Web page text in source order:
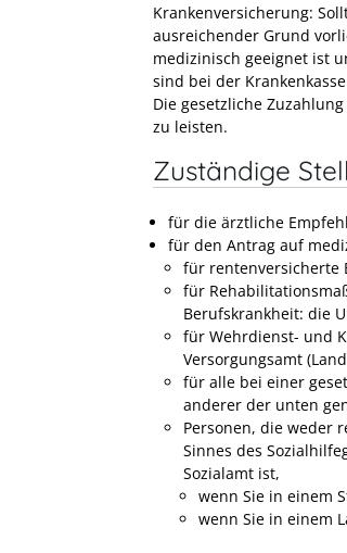
Krankenversicherung:
ausreichender Grund
medizinisch geeignet ist
sind bei der
Die gesetzliche
zu leisten.
Zuständige
für die ärztliche
für den Antrag auf
für rentenversicherte
für
Berufskrankheit: die
für Wehrdienst- und
Versorgungsamt
für alle bei einer
anderer der unten
Personen, die weder
Sinnes des
Sozialamt ist,
wenn Sie in einem
wenn Sie in einem